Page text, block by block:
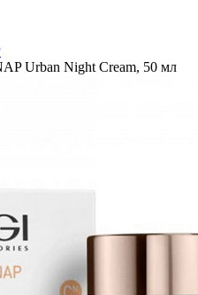
Urban Night Cream, 50 мл